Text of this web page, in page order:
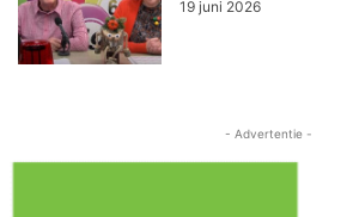
19 juni 2026
- Advertentie -